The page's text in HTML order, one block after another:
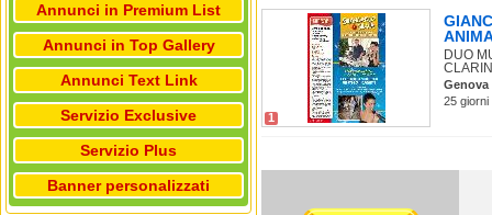
Annunci in Premium List
Annunci in Top Gallery
Annunci Text Link
Servizio Exclusive
Servizio Plus
Banner personalizzati
1
DUO
Genova
25 giorni